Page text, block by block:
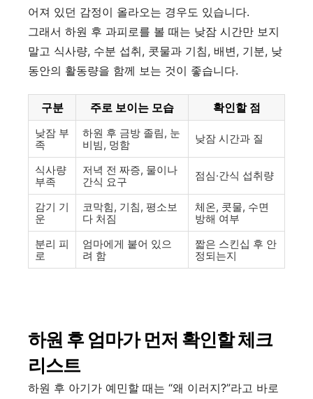
어져 있던 감정이 올라오는 경우도 있습니다.
그래서 하원 후 과피로를 볼 때는 낮잠 시간만 보지
말고 식사량, 수분 섭취, 콧물과 기침, 배변, 기분, 낮
동안의 활동량을 함께 보는 것이 좋습니다.
구분 주로 보이는 모습 확인할 점
낮잠 부
족
하원 후 금방 졸림, 눈
비빔, 멍함
낮잠 시간과 질
식사량
부족
저녁 전 짜증, 물이나
간식 요구
점심·간식 섭취량
감기 기
운
코막힘, 기침, 평소보
다 처짐
체온, 콧물, 수면
방해 여부
분리 피
로
엄마에게 붙어 있으
려 함
짧은 스킨십 후 안
정되는지
하원 후 엄마가 먼저 확인할 체크
리스트
하원 후 아기가 예민할 때는 “왜 이러지?”라고 바로